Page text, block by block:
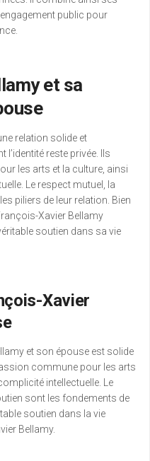
public pour
et sa
relation solide et
reste privée. Ils
les arts et la culture, ainsi
Le respect mutuel, la
piliers de leur relation. Bien
Xavier Bellamy
soutien dans sa vie
Xavier
et son épouse est solide
commune pour les arts
intellectuelle. Le
sont les fondements de
soutien dans la vie
Bellamy.